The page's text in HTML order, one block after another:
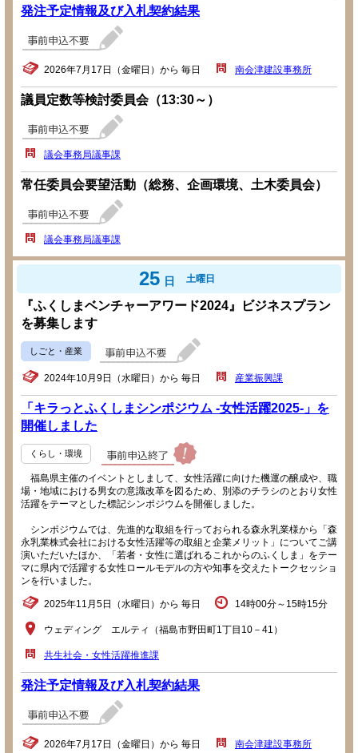
発注予定情報及び入札契約結果
2026年7月17日（金曜日）から 毎日 南会津建設事務所
議員定数等検討委員会（13:30～）
議会事務局議事課
常任委員会要望活動（総務、企画環境、土木委員会）
議会事務局議事課
25 日 土曜日
『ふくしまベンチャーアワード2024』ビジネスプラン
を募集します
しごと・産業
2024年10月9日（水曜日）から 毎日 産業振興課
「キラっとふくしまシンポジウム -女性活躍2025-」を
開催しました
くらし・環境
福島県主催のイベントとしまして、女性活躍に向けた機運の醸成や、職
場・地域における男女の意識改革を図るため、別添のチラシのとおり女性
活躍をテーマとした標記シンポジウムを開催しました。
シンポジウムでは、先進的な取組を行っておられる森永乳業様から「森
永乳業株式会社における女性活躍等の取組と企業メリット」についてご講
演いただいたほか、「若者・女性に選ばれるこれからのふくしま」をテー
マに県内で活躍する女性ロールモデルの方や知事を交えたトークセッショ
ンを行いました。
2025年11月5日（水曜日）から 毎日 14時00分～15時15分
ウェディング エルティ（福島市野田町1丁目10－41）
共生社会・女性活躍推進課
発注予定情報及び入札契約結果
2026年7月17日（金曜日）から 毎日 南会津建設事務所